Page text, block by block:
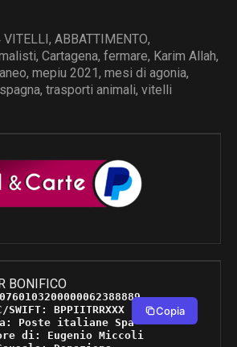
VITELLI, ABBATTIMENTO,
, Cartagena, fermare, Karim Allah,
, mepiu 2021, mesi di agonia,
spagna, trasporti animali, vitelli
BONIFICO
SWIFT: BPPIITRRXXX
Poste italiane Spa
di: Eugenio Miccoli
Copia